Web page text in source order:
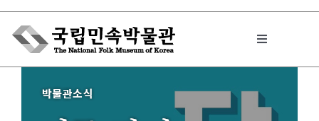
Skip
content
Toggle
박물관에서는